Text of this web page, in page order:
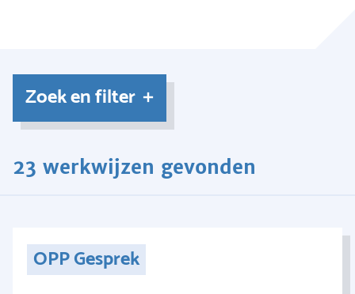
Zoek en filter
23 werkwijzen gevonden
OPP Gesprek